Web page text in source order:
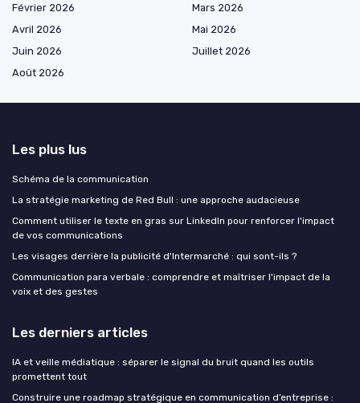
Février 2026
Mars 2026
Avril 2026
Mai 2026
Juin 2026
Juillet 2026
Août 2026
Les plus lus
Schéma de la communication
La stratégie marketing de Red Bull : une approche audacieuse
Comment utiliser le texte en gras sur LinkedIn pour renforcer l'impact
de vos communications
Les visages derrière la publicité d'Intermarché : qui sont-ils ?
Communication para verbale : comprendre et maîtriser l'impact de la
voix et des gestes
Les derniers articles
IA et veille médiatique : séparer le signal du bruit quand les outils
promettent tout
Construire une roadmap stratégique en communication d’entreprise :